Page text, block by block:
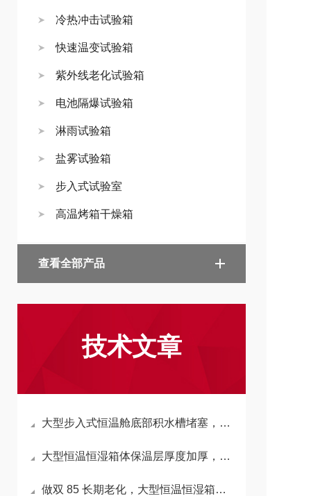
冷热冲击试验箱
快速温变试验箱
紫外线老化试验箱
电池隔爆试验箱
淋雨试验箱
盐雾试验箱
步入式试验室
高温烤箱干燥箱
查看全部产品
技术文章
大型步入式恒温舱底部积水槽堵塞，会反向拉高箱内湿度吗？
大型恒温恒湿箱体保温层厚度加厚，会延长升降温时长吗？
做双 85 长期老化，大型恒温恒湿箱加湿水箱材质怎么选不析出杂质？